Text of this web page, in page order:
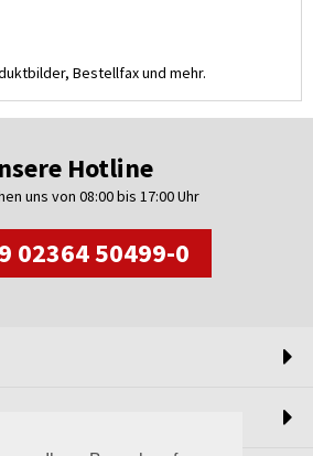
Bestellfax und mehr.
Hotline
uns von 08:00 bis 17:00 Uhr
02364 50499-0